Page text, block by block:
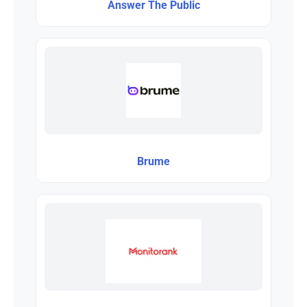
Answer The Public
Brume